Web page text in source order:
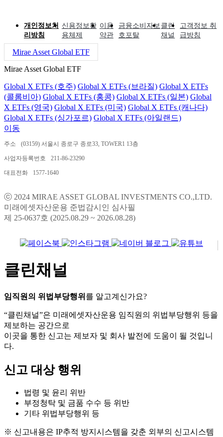
개인정보처
리방침
신용정보활
용체제
이용
약관
금융소비자보
호포탈
클린
채널
고객정보 취
급방침
Mirae Asset Global ETF
Mirae Asset Global ETF
Global X ETFs (호주) Global X ETFs (브라질) Global X ETFs
(콜롬비아) Global X ETFs (홍콩) Global X ETFs (일본) Global
X ETFs (영국) Global X ETFs (미국) Global X ETFs (캐나다)
Global X ETFs (싱가포르) Global X ETFs (아일랜드)
이동
주소 (03159) 서울시 종로구 종로33, TOWER1 13층
사업자등록번호 211-86-23290
대표전화 1577-1640
ⓒ 2024 MIRAE ASSET GLOBAL INVESTMENTS CO.,LTD.
미래에셋자산운용 준법감시인 심사필
제 25-0637호 (2025.08.29 ~ 2026.08.28)
클린채널
임직원의 위법부당행위 를 알고계신가요?
“클린채널”은 미래에셋자산운용 임직원의 위법부당행위 등을
제보하는 공간으로
이곳을 통한 신고는 제보자 및 회사 발전에 도움이 될 것입니
다.
신고 대상 행위
법령 및 윤리 위반
부정청탁 및 금품 수수 등 위반
기타 위법부당행위 등
※ 신고내용은 IP추적 방지시스템을 갖춘 외부의 신고시스템